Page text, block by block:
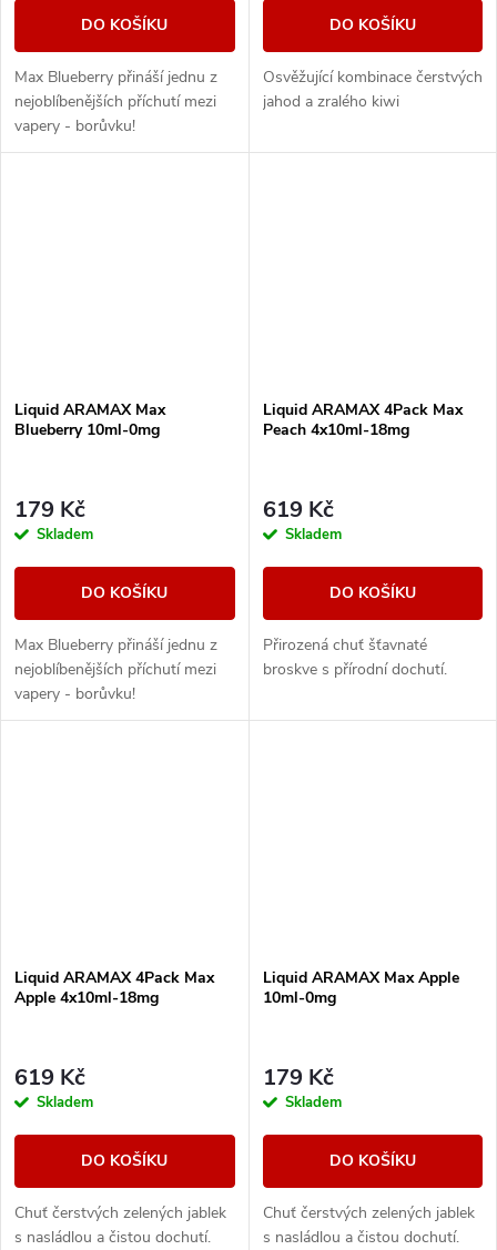
DO KOŠÍKU
Max Blueberry přináší jednu z
nejoblíbenějších příchutí mezi
vapery - borůvku!
DO KOŠÍKU
Osvěžující kombinace čerstvých
jahod a zralého kiwi
Liquid ARAMAX Max
Blueberry 10ml-0mg
179 Kč
Skladem
DO KOŠÍKU
Max Blueberry přináší jednu z
nejoblíbenějších příchutí mezi
vapery - borůvku!
Liquid ARAMAX 4Pack Max
Peach 4x10ml-18mg
619 Kč
Skladem
DO KOŠÍKU
Přirozená chuť šťavnaté
broskve s přírodní dochutí.
Liquid ARAMAX 4Pack Max
Apple 4x10ml-18mg
619 Kč
Skladem
DO KOŠÍKU
Chuť čerstvých zelených jablek
s nasládlou a čistou dochutí.
Liquid ARAMAX Max Apple
10ml-0mg
179 Kč
Skladem
DO KOŠÍKU
Chuť čerstvých zelených jablek
s nasládlou a čistou dochutí.